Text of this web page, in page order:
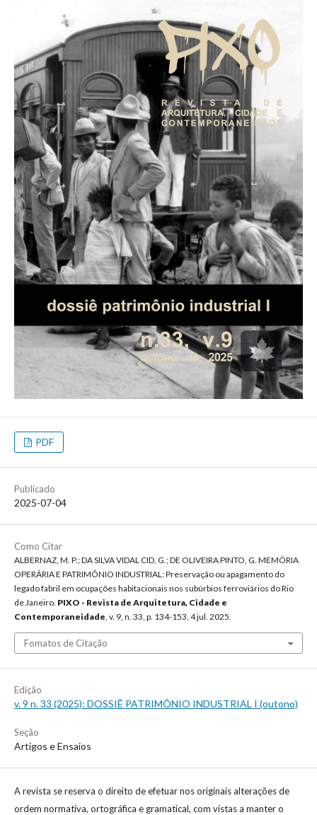
PDF
Publicado
2025-07-04
Como Citar
ALBERNAZ, M. P.; DA SILVA VIDAL CID, G.; DE OLIVEIRA PINTO, G. MEMÓRIA
OPERÁRIA E PATRIMÔNIO INDUSTRIAL: Preservação ou apagamento do
legado fabril em ocupações habitacionais nos subúrbios ferroviários do Rio
de Janeiro. PIXO - Revista de Arquitetura, Cidade e
Contemporaneidade , v. 9, n. 33, p. 134-153, 4 jul. 2025.
Fomatos de Citação
Edição
v. 9 n. 33 (2025): DOSSIÊ PATRIMÔNIO INDUSTRIAL I (outono)
Seção
Artigos e Ensaios
A revista se reserva o direito de efetuar nos originais alterações de
ordem normativa, ortográfica e gramatical, com vistas a manter o